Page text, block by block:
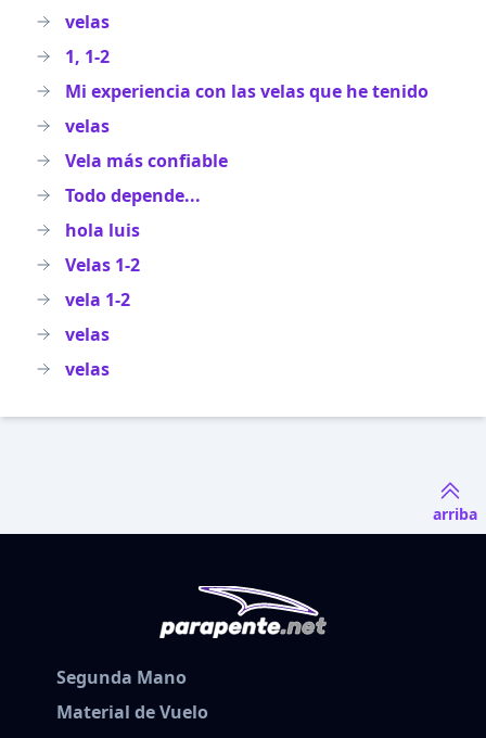
velas
1, 1-2
Mi experiencia con las velas que he tenido
velas
Vela más confiable
Todo depende...
hola luis
Velas 1-2
vela 1-2
velas
velas
arriba
Segunda Mano
Material de Vuelo